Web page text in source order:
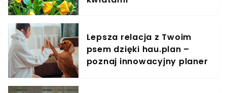
Lepsza relacja z Twoim
psem dzięki hau.plan –
poznaj innowacyjny planer